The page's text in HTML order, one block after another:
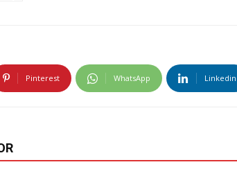
Pinterest WhatsApp Linkedin